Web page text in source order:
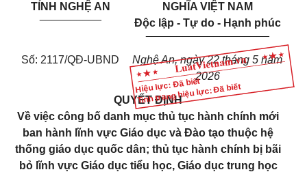
Hiệu lực: Đã biết
Tình trạng hiệu lực: Đã biết
TỈNH NGHỆ AN
__________
NGHĨA VIỆT NAM
Độc lập - Tự do - Hạnh phúc
____________________
Số: 2117/QĐ-UBND
Nghệ An, ngày 22 tháng 5 năm
2026
QUYẾT ĐỊNH
Về việc công bố danh mục thủ tục hành chính mới
ban hành lĩnh vực Giáo dục và Đào tạo thuộc hệ
thống giáo dục quốc dân; thủ tục hành chính bị bãi
bỏ lĩnh vực Giáo dục tiểu học, Giáo dục trung học